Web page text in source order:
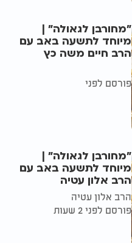
"מחורבן לגאולה" |
מיוחד לתשעה באב עם
הרב חיים משה כץ
פורסם לפני
"מחורבן לגאולה" |
מיוחד לתשעה באב עם
הרב אלון עטיה
הרב אלון עטיה
פורסם לפני 2 שעות